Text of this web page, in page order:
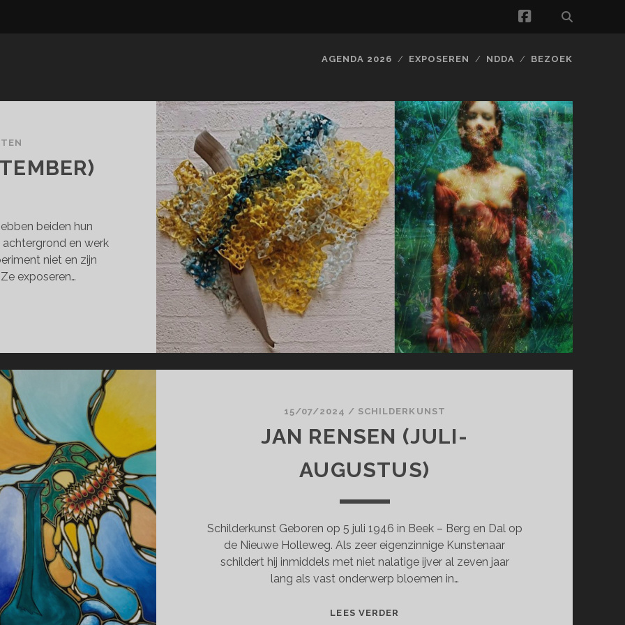
facebook
AGENDA 2026 EXPOSEREN NDDA BEZOEK
beiden hun
achtergrond en werk
niet en zijn
exposeren…
15/07/2024 / SCHILDERKUNST
JAN RENSEN (JULI-
AUGUSTUS)
Schilderkunst Geboren op 5 juli 1946 in Beek – Berg en Dal op
de Nieuwe Holleweg. Als zeer eigenzinnige Kunstenaar
schildert hij inmiddels met niet nalatige ijver al zeven jaar
lang als vast onderwerp bloemen in…
LEES VERDER